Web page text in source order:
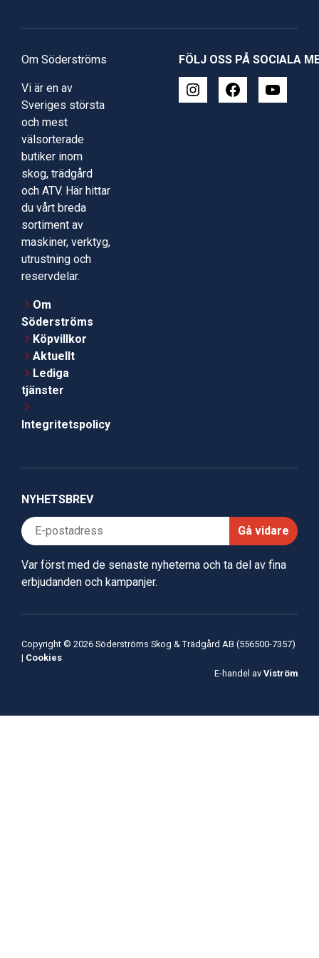
Om Söderströms
Vi är en av
Sveriges största
och mest
välsorterade
butiker inom
skog, trädgård
och ATV. Här hittar
du vårt breda
sortiment av
maskiner, verktyg,
utrustning och
reservdelar.
Om
Söderströms
Köpvillkor
Aktuellt
Lediga
tjänster
Integritetspolicy
FÖLJ OSS PÅ SOCIALA
NYHETSBREV
Gå vidare
Var först med de senaste nyheterna och ta del av fina
erbjudanden och kampanjer.
Copyright © 2026 Söderströms Skog & Trädgård AB (556500-7357)
| Cookies
E-handel av Viström